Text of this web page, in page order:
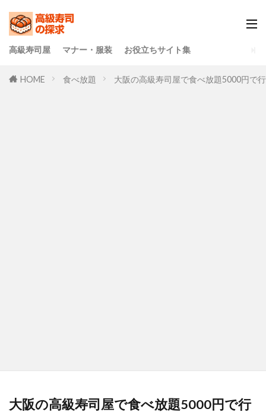
高級寿司屋 マナー・服装 お役立ちサイト集
HOME 食べ放題 大阪の高級寿司屋で食べ放題5000円で
大阪の高級寿司屋で食べ放題5000円で行